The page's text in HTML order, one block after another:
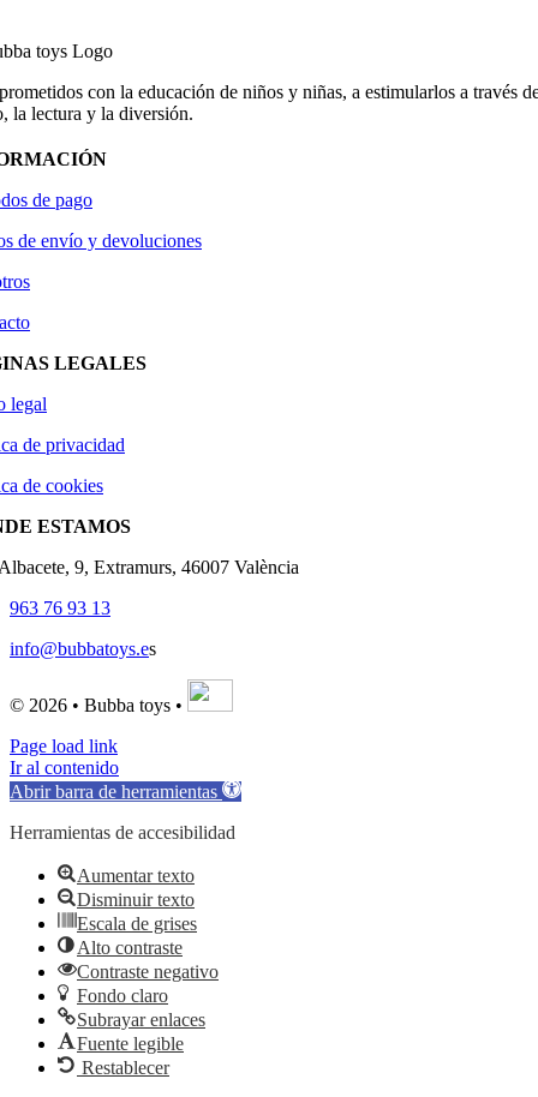
con la educación de niños y niñas, a estimularlos a través
la lectura y la diversión.
de pago
de envío y devoluciones
LEGALES
legal
de privacidad
de cookies
ESTAMOS
9, Extramurs, 46007 València
963 76 93 13
info@bubbatoys.es
© 2026 • Bubba toys •
Page load link
Ir al contenido
Abrir barra de herramientas
Herramientas de accesibilidad
Aumentar texto
Disminuir texto
Escala de grises
Alto contraste
Contraste negativo
Fondo claro
Subrayar enlaces
Fuente legible
Restablecer